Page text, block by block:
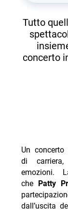
Tutto
concerto
Un concerto
di
emozioni.
che
Patty
dall’uscita